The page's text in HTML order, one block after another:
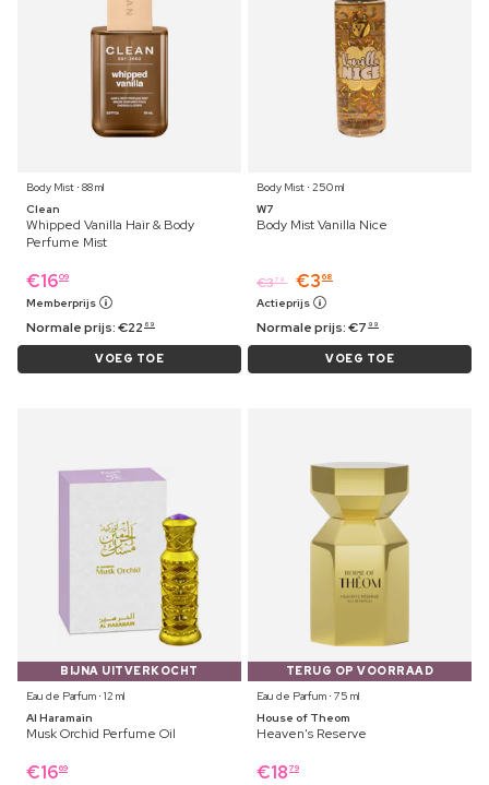
Body Mist ⋅ 88 ml
Clean
Whipped Vanilla Hair & Body
Perfume Mist
€1609
Memberprijs
Normale prijs:€22 69
VOEG TOE
Body Mist ⋅ 250 ml
W7
Body Mist Vanilla Nice
€379 €3 68
Actieprijs
Normale prijs:€7 99
VOEG TOE
BIJNA UITVERKOCHT
Eau de Parfum ⋅ 12 ml
Al Haramain
Musk Orchid Perfume Oil
€1669
TERUG OP VOORRAAD
Eau de Parfum ⋅ 75 ml
House of Theom
Heaven's Reserve
€18 79